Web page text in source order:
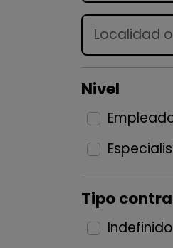
Lugar
Nivel
Tipo
Indefinido